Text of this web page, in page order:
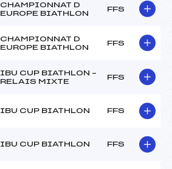
CHAMPIONNAT D
EUROPE BIATHLON
FFS
CHAMPIONNAT D
EUROPE BIATHLON
FFS
IBU CUP BIATHLON –
RELAIS MIXTE
FFS
IBU CUP BIATHLON FFS
IBU CUP BIATHLON FFS